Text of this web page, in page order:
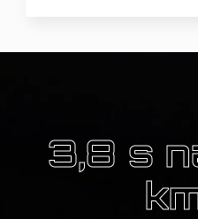
3,8 s